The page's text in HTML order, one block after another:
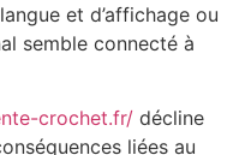
et d’affichage ou
semble connecté à
crochet.fr/ décline
liées au